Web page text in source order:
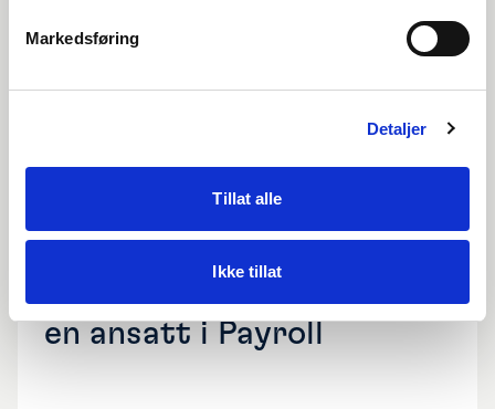
Markedsføring
Detaljer
Tillat alle
Ikke tillat
en ansatt i Payroll